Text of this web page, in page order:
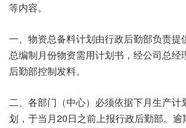
等内容。
一、物资总备料计划由行政后勤部负责提
总编制月份物资需用计划书，经公司总经
后勤部控制发料。
二、各部门（中心）必须依据下月生产计
划，于当月20日之前上报行政后勤部。逾